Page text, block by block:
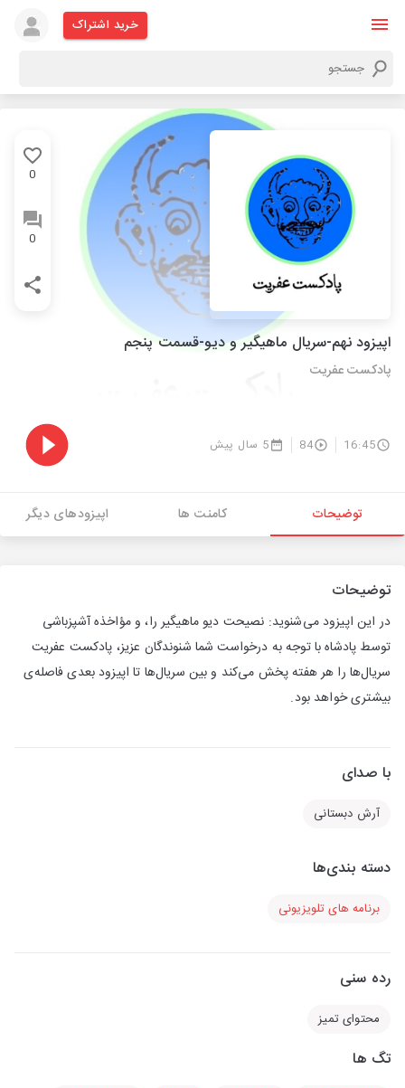
خرید اشتراک
0
0
اپیزود نهم-سریال ماهیگیر و دیو-قسمت پنجم
پادکست عفریت
16:45
84 5 سال پیش
توضیحات کامنت ها اپیزودهای دیگر
توضیحات
در این اپیزود می‌شنوید: نصیحت دیو ماهیگیر را، و مؤاخذه آشپزباشی
توسط پادشاه با توجه به درخواست شما شنوندگان عزیز، پادکست عفریت
سریال‌ها را هر هفته پخش می‌کند و بین سریال‌ها تا اپیزود بعدی فاصله‌ی
بیشتری خواهد بود.
با صدای
آرش دبستانی
دسته بندی‌ها
برنامه های تلویزیونی
رده سنی
محتوای تمیز
تگ ها